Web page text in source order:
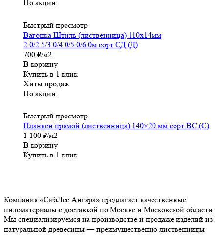
По акции
Быстрый просмотр
Вагонка Штиль (лиственница) 110х14мм
2.0/2.5/3.0/4.0/5.0/6.0м сорт СД (Д)
700 ₽/м2
В корзину
Купить в 1 клик
Хиты продаж
По акции
Быстрый просмотр
Планкен прямой (лиственница) 140×20 мм сорт ВС (С)
1 100 ₽/м2
В корзину
Купить в 1 клик
Компания «СибЛес Ангара» предлагает качественные
пиломатериалы с доставкой по Москве и Московской области.
Мы специализируемся на производстве и продаже изделий из
натуральной древесины — преимущественно лиственницы